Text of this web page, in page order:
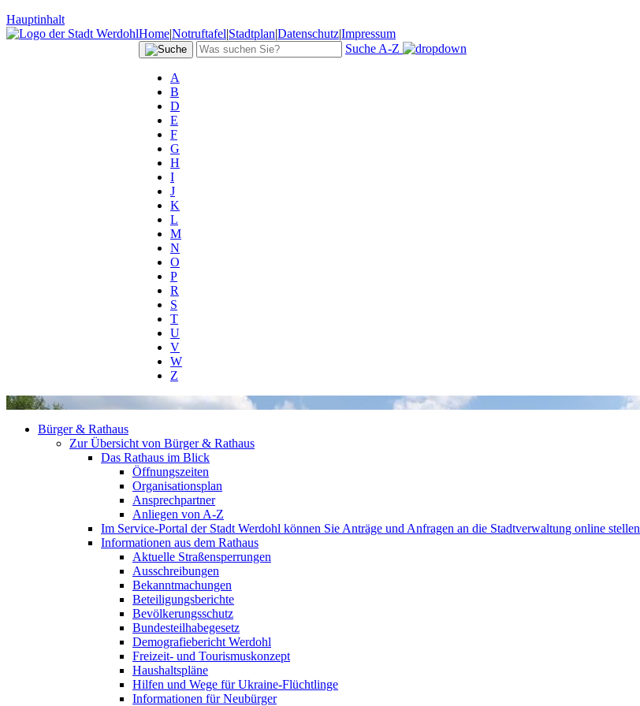
Hauptinhalt
Home|Notruftafel|Stadtplan|Datenschutz|Impressum
Suche A-Z
A
B
D
E
F
G
H
I
J
K
L
M
N
O
P
R
S
T
U
V
W
Z
Bürger & Rathaus
Zur Übersicht von Bürger & Rathaus
Das Rathaus im Blick
Öffnungszeiten
Organisationsplan
Ansprechpartner
Anliegen von A-Z
Im Service-Portal der Stadt Werdohl können Sie Anträge und Anfragen an die Stadtverwaltung online stellen
Informationen aus dem Rathaus
Aktuelle Straßensperrungen
Ausschreibungen
Bekanntmachungen
Beteiligungsberichte
Bevölkerungsschutz
Bundesteilhabegesetz
Demografiebericht Werdohl
Freizeit- und Tourismuskonzept
Haushaltspläne
Hilfen und Wege für Ukraine-Flüchtlinge
Informationen für Neubürger